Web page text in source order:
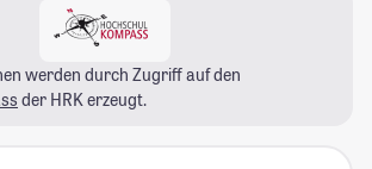
werden durch Zugriff auf den
der HRK erzeugt.